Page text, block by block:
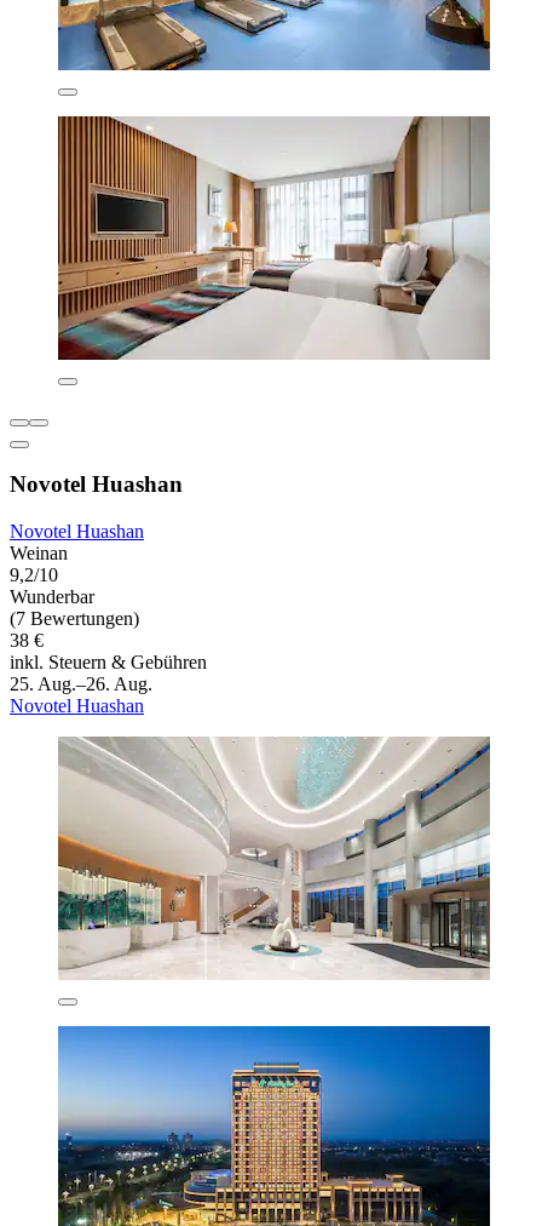
Novotel Huashan
Novotel Huashan
Weinan
9,2/10
Wunderbar
(7 Bewertungen)
38 €
inkl. Steuern & Gebühren
25. Aug.–26. Aug.
Novotel Huashan